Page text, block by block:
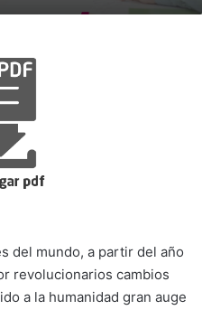
del mundo, a partir del año
revolucionarios cambios
a la humanidad gran auge